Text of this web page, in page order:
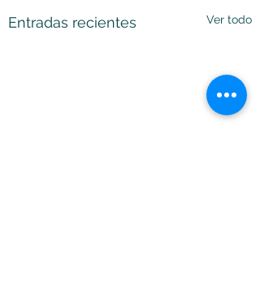
Entradas recientes Ver todo